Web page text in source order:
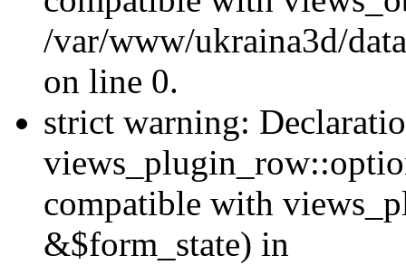
/var/www/ukraina3d/
on line 0.
strict warning:
compatible with
&$form_state) in